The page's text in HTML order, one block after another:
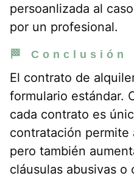
persoanlizada al
por un profesional.
🏁 Conclusión
El contrato de
formulario estándar.
cada contrato es
contratación permite
pero también
cláusulas abusivas o